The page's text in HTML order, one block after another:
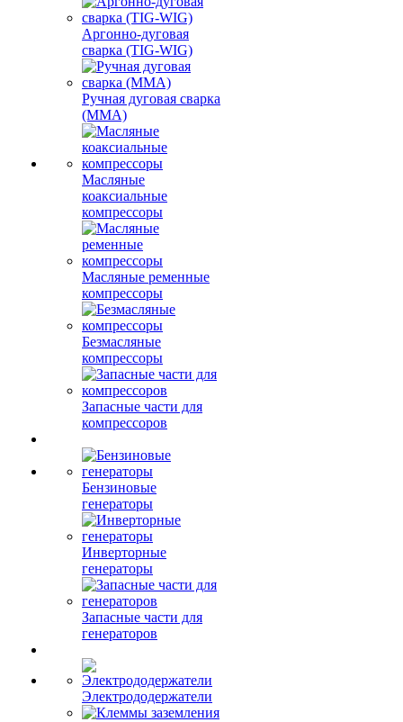
Аргонно-дуговая
сварка (TIG-WIG)
Ручная дуговая сварка
(MMA)
Масляные
коаксиальные
компрессоры
Масляные ременные
компрессоры
Безмасляные
компрессоры
Запасные части для
компрессоров
Бензиновые
генераторы
Инверторные
генераторы
Запасные части для
генераторов
Электрододержатели